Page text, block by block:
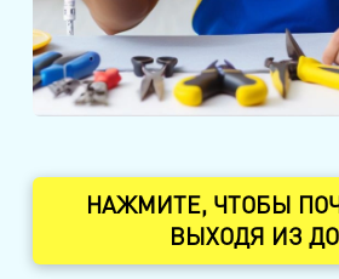
НАЖМИТЕ, ЧТОБЫ
ВЫХОДЯ ИЗ